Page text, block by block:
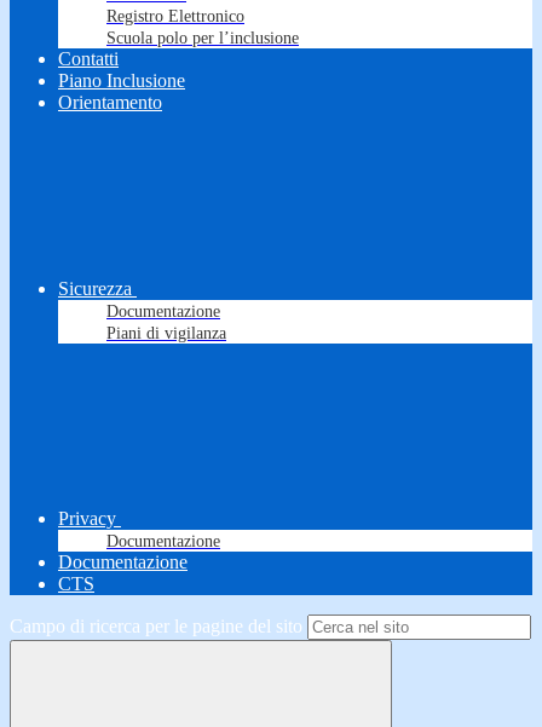
Registro Elettronico
Scuola polo per l’inclusione
Contatti
Piano Inclusione
Orientamento
Sicurezza
Documentazione
Piani di vigilanza
Privacy
Documentazione
Documentazione
CTS
Campo di ricerca per le pagine del sito